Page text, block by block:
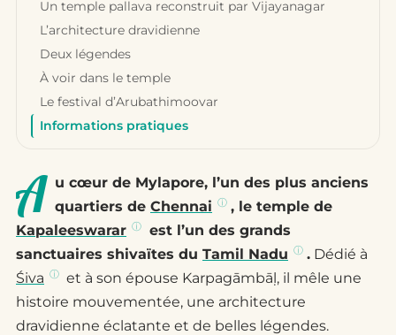
Un temple pallava reconstruit par Vijayanagar
L’architecture dravidienne
Deux légendes
À voir dans le temple
Le festival d’Arubathimoovar
Informations pratiques
A u cœur de Mylapore, l’un des plus anciens
quartiers de Chennai
, le temple de
Kapaleeswarar
est l’un des grands
sanctuaires shivaïtes du Tamil Nadu . Dédié à
Śiva
et à son épouse Karpagāmbāḷ, il mêle une
histoire mouvementée, une architecture
dravidienne éclatante et de belles légendes.